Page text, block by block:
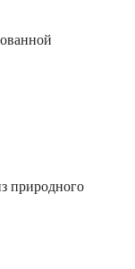
природного